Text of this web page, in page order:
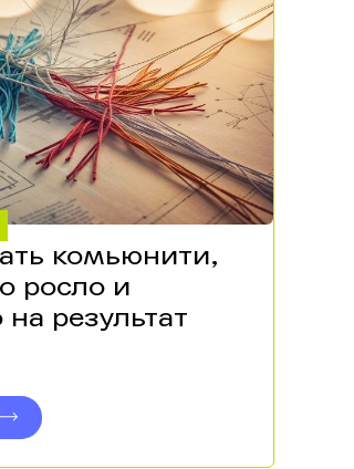
комьюнити,
росло и
на результат